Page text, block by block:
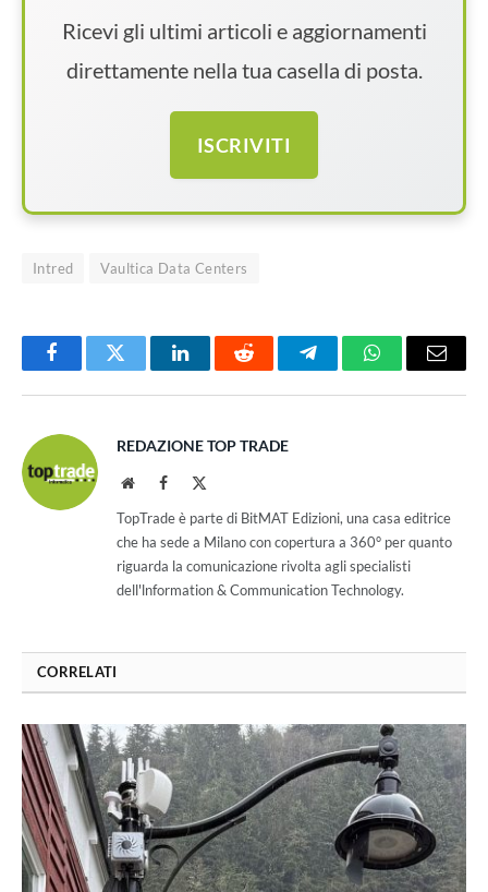
Ricevi gli ultimi articoli e aggiornamenti
direttamente nella tua casella di posta.
ISCRIVITI
Intred Vaultica Data Centers
FacebookTwitter LinkedInReddit TelegramWhatsAppEmail
REDAZIONE TOP TRADE
WebsiteFacebook
TopTrade è parte di BitMAT Edizioni, una casa editrice
che ha sede a Milano con copertura a 360° per quanto
riguarda la comunicazione rivolta agli specialisti
dell'lnformation & Communication Technology.
CORRELATI